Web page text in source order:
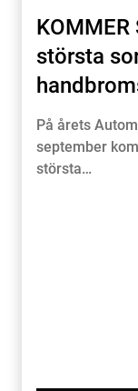
största
På årets
september
största…